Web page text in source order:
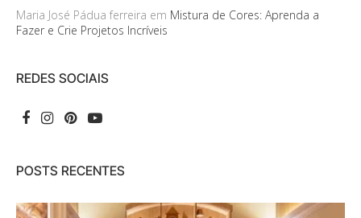
Maria José Pádua ferreira em Mistura de Cores: Aprenda a
Fazer e Crie Projetos Incríveis
REDES SOCIAIS
POSTS RECENTES